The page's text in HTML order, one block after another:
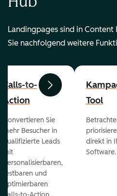
Landingpages sind in
Sie nachfolgend weitere
ZurückWeiter
Calls-to-
Action
Konvertieren Sie
mehr Besucher in
qualifizierte Leads
mit
personalisierbaren,
testbaren und
optimierbaren
Tool
direkt in
Software.